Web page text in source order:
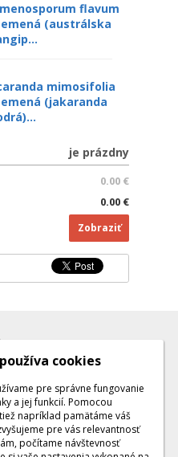
flavum
(austrálska
mimosifolia
(jakaranda
je prázdny
0.00 €
0.00 €
Zobraziť
cookies
pre správne fungovanie
a jej funkcií. Pomocou
napríklad pamätáme váš
pre vás relevantnosť
počítame návštevnosť